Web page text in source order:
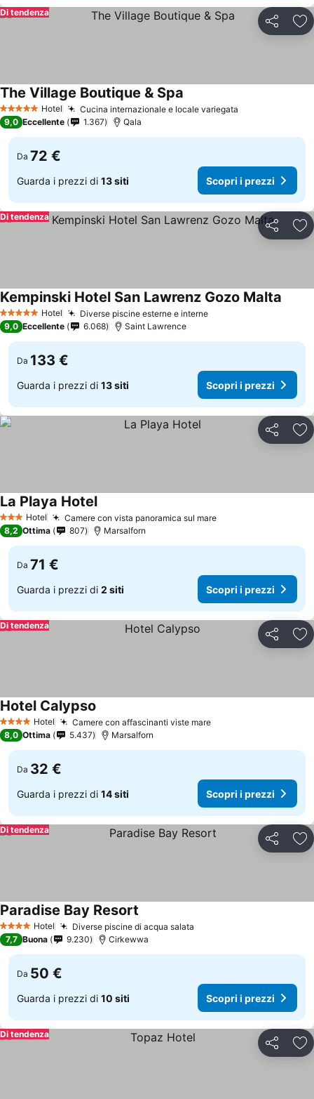
Condividi
Di tendenza
5 Stelle Hotel Cucina internazionale e locale variegata
The Village Boutique & Spa
9,0 Eccellente 1.367 Qala
Da 72 €
Guarda i prezzi di 13 siti Scopri i prezzi
Condividi
Di tendenza
5 Stelle Hotel Diverse piscine esterne e interne
Kempinski Hotel San Lawrenz Gozo Malta
9,0 Eccellente 6.068 Saint Lawrence
Da 133 €
Guarda i prezzi di 13 siti Scopri i prezzi
Condividi
3 StelleHotel Camere con vista panoramica sul mare
La Playa Hotel
8,2 Ottima 807 Marsalforn
Da 71 €
Guarda i prezzi di 2 siti Scopri i prezzi
Condividi
Di tendenza
4 Stelle Hotel Camere con affascinanti viste mare
Hotel Calypso
8,0 Ottima 5.437 Marsalforn
Da 32 €
Guarda i prezzi di 14 siti Scopri i prezzi
Condividi
Di tendenza
4 Stelle Hotel Diverse piscine di acqua salata
Paradise Bay Resort
7,7 Buona 9.230 Cirkewwa
Da 50 €
Guarda i prezzi di 10 siti Scopri i prezzi
Condividi
Di tendenza